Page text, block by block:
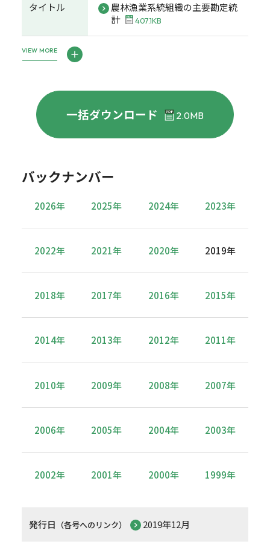
タイトル
農林漁業系統組織の主要勘定統
計
407.1KB
VIEW MORE
一括ダウンロード 2.0MB
バックナンバー
2026年 2025年 2024年 2023年
2022年 2021年 2020年 2019年
2018年 2017年 2016年 2015年
2014年 2013年 2012年 2011年
2010年 2009年 2008年 2007年
2006年 2005年 2004年 2003年
2002年 2001年 2000年 1999年
発行日 （各号へのリンク） 2019年12月